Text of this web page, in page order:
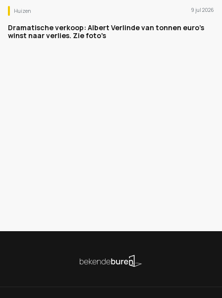
Huizen 9 jul 2026
Dramatische verkoop: Albert Verlinde van tonnen euro's
winst naar verlies. Zie foto's